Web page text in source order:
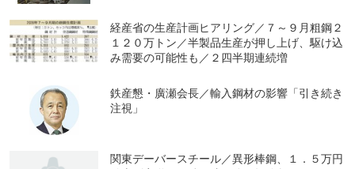
経産省の生産計画ヒアリング／７～９月粗鋼２
１２０万トン／半製品生産が押し上げ、駆け込
み需要の可能性も／２四半期連続増
鉄産懇・廣瀬会長／輸入鋼材の影響「引き続き
注視」
関東デーバースチール／異形棒鋼、１．５万円